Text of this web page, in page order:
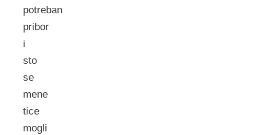
potreban
pribor
i
sto
se
mene
tice
mogli